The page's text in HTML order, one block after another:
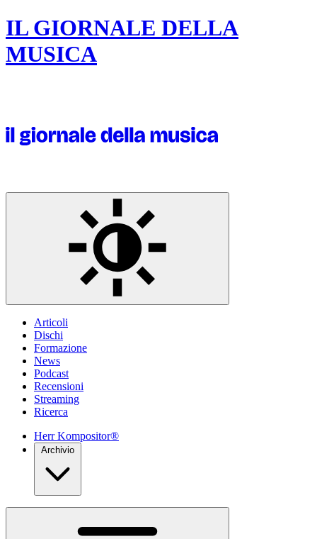
IL GIORNALE DELLA
MUSICA
Articoli
Dischi
Formazione
News
Podcast
Recensioni
Streaming
Ricerca
Herr Kompositor®
Archivio